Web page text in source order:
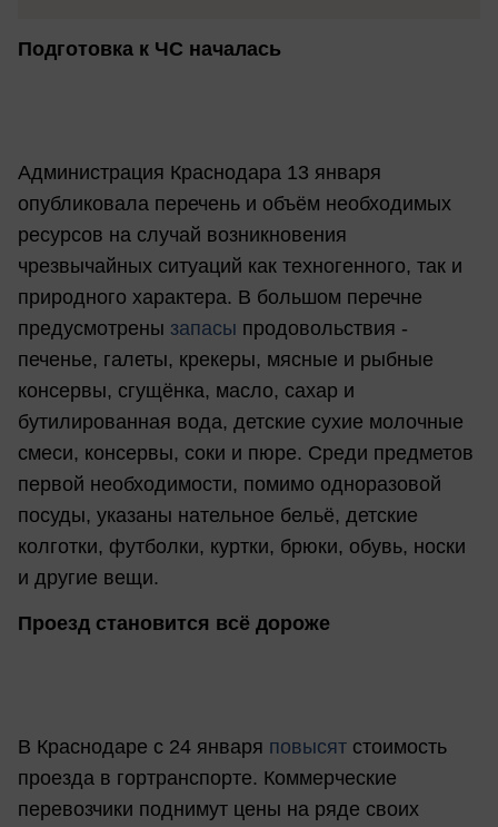
Подготовка к ЧС началась
Администрация Краснодара 13 января
опубликовала перечень и объём необходимых
ресурсов на случай возникновения
чрезвычайных ситуаций как техногенного, так и
природного характера. В большом перечне
предусмотрены запасы продовольствия -
печенье, галеты, крекеры, мясные и рыбные
консервы, сгущёнка, масло, сахар и
бутилированная вода, детские сухие молочные
смеси, консервы, соки и пюре. Среди предметов
первой необходимости, помимо одноразовой
посуды, указаны нательное бельё, детские
колготки, футболки, куртки, брюки, обувь, носки
и другие вещи.
Проезд становится всё дороже
В Краснодаре с 24 января повысят стоимость
проезда в гортранспорте. Коммерческие
перевозчики поднимут цены на ряде своих